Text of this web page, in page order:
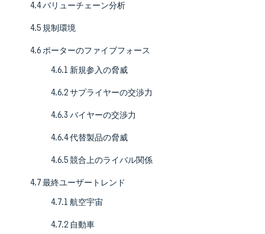
4.4 バリューチェーン分析
4.5 規制環境
4.6 ポーターのファイブフォース
4.6.1 新規参入の脅威
4.6.2 サプライヤーの交渉力
4.6.3 バイヤーの交渉力
4.6.4 代替製品の脅威
4.6.5 競合上のライバル関係
4.7 最終ユーザートレンド
4.7.1 航空宇宙
4.7.2 自動車